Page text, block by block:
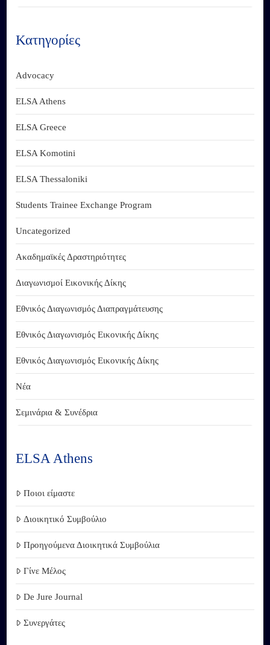
Κατηγορίες
Advocacy
ELSA Athens
ELSA Greece
ELSA Komotini
ELSA Thessaloniki
Students Trainee Exchange Program
Uncategorized
Ακαδημαϊκές Δραστηριότητες
Διαγωνισμοί Εικονικής Δίκης
Εθνικός Διαγωνισμός Διαπραγμάτευσης
Εθνικός Διαγωνισμός Εικονικής Δίκης
Εθνικός Διαγωνισμός Εικονικής Δίκης
Νέα
Σεμινάρια & Συνέδρια
ELSA Athens
Ποιοι είμαστε
Διοικητικό Συμβούλιο
Προηγούμενα Διοικητικά Συμβούλια
Γίνε Μέλος
De Jure Journal
Συνεργάτες